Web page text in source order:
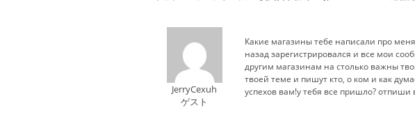
JerryCexuh
ゲスト
Какие магазины тебе написали про
назад зарегистрировался и все мои
другим магазинам на столько важны
твоей теме и пишут кто, о ком и как
успехов вам!у тебя все пришло? отпиши